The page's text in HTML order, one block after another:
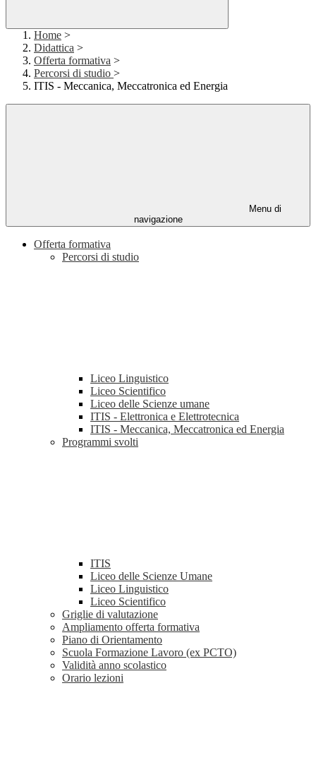
Home >
Didattica >
Offerta formativa >
Percorsi di studio >
ITIS - Meccanica, Meccatronica ed Energia
Menu di
navigazione
Offerta formativa
Percorsi di studio
Liceo Linguistico
Liceo Scientifico
Liceo delle Scienze umane
ITIS - Elettronica e Elettrotecnica
ITIS - Meccanica, Meccatronica ed Energia
Programmi svolti
ITIS
Liceo delle Scienze Umane
Liceo Linguistico
Liceo Scientifico
Griglie di valutazione
Ampliamento offerta formativa
Piano di Orientamento
Scuola Formazione Lavoro (ex PCTO)
Validità anno scolastico
Orario lezioni